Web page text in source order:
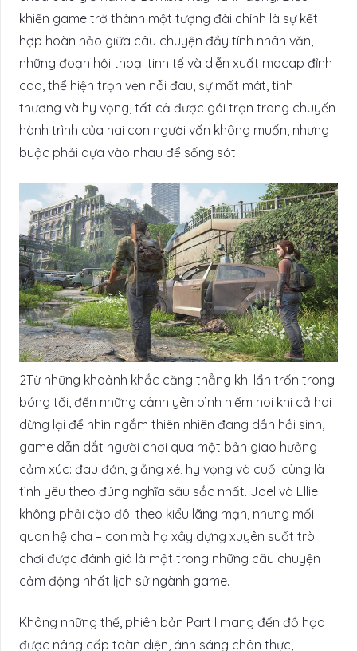
khiến game trở thành một tượng đài chính là sự kết
hợp hoàn hảo giữa câu chuyện đầy tính nhân văn,
những đoạn hội thoại tinh tế và diễn xuất mocap đỉnh
cao, thể hiện trọn vẹn nỗi đau, sự mất mát, tình
thương và hy vọng, tất cả được gói trọn trong chuyến
hành trình của hai con người vốn không muốn, nhưng
buộc phải dựa vào nhau để sống sót.
2Từ những khoảnh khắc căng thẳng khi lẩn trốn trong
bóng tối, đến những cảnh yên bình hiếm hoi khi cả hai
dừng lại để nhìn ngắm thiên nhiên đang dần hồi sinh,
game dẫn dắt người chơi qua một bản giao hưởng
cảm xúc: đau đớn, giằng xé, hy vọng và cuối cùng là
tình yêu theo đúng nghĩa sâu sắc nhất. Joel và Ellie
không phải cặp đôi theo kiểu lãng mạn, nhưng mối
quan hệ cha – con mà họ xây dựng xuyên suốt trò
chơi được đánh giá là một trong những câu chuyện
cảm động nhất lịch sử ngành game.
Không những thế, phiên bản Part I mang đến đồ họa
được nâng cấp toàn diện, ánh sáng chân thực,